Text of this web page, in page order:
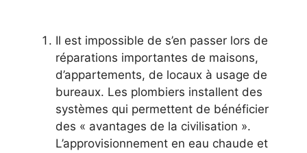
Il est impossible de s’en passer lors de
réparations importantes de maisons,
d’appartements, de locaux à usage de
bureaux. Les plombiers installent des
systèmes qui permettent de bénéficier
des « avantages de la civilisation ».
L’approvisionnement en eau chaude et